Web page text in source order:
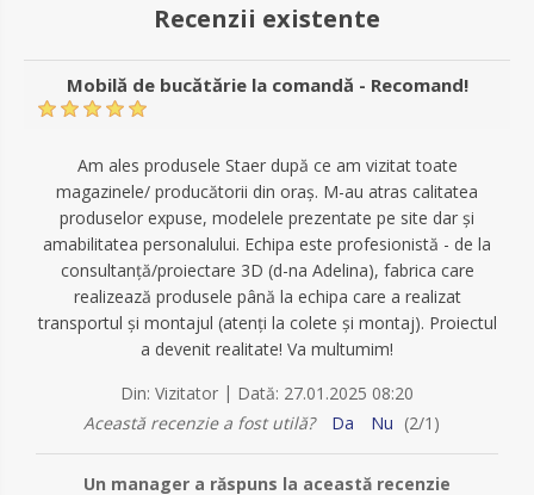
Recenzii existente
Mobilă de bucătărie la comandă - Recomand!
Am ales produsele Staer după ce am vizitat toate
magazinele/ producătorii din oraș. M-au atras calitatea
produselor expuse, modelele prezentate pe site dar și
amabilitatea personalului. Echipa este profesionistă - de la
consultanță/proiectare 3D (d-na Adelina), fabrica care
realizează produsele până la echipa care a realizat
transportul și montajul (atenți la colete și montaj). Proiectul
a devenit realitate! Va multumim!
Din: Vizitator | Dată: 27.01.2025 08:20
Această recenzie a fost utilă?
Da Nu (2/1 )
Un manager a răspuns la această recenzie